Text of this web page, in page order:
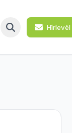
Hírlevél